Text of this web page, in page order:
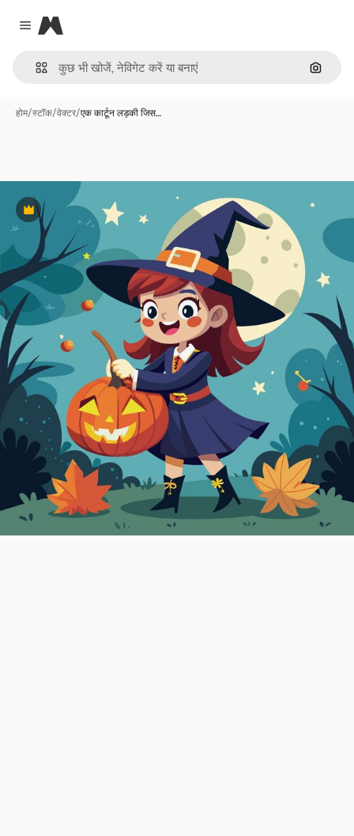
Close menu
Magnific
इमेज से
होम/स्टॉक/वेक्टर/एक कार्टून लड़की जिस…
Premium